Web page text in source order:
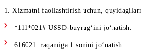
Xizmatni qanday
mumkin?
1. Xizmatni faollashtirish uchun,